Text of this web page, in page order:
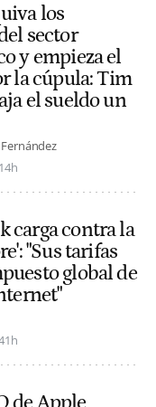
los
sector
y empieza el
la cúpula: Tim
el sueldo un
carga contra la
"Sus tarifas
global de